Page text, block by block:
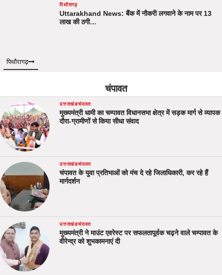
पिथौरागढ़
Uttarakhand News: बैंक में नौकरी लगवाने के नाम पर 13
लाख की ठगी…
पिथौरागढ़
चंपावत
उत्तराखंडचंपावत
मुख्यमंत्री धामी का चम्पावत विधानसभा क्षेत्र में सड़क मार्ग से व्यापक
दौरा-ग्रामीणों से किया सीधा संवाद
उत्तराखंडचंपावत
चंपावत के युवा प्रतिभाओं को मंच दे रहे जिलाधिकारी, कर रहे हैं
मार्गदर्शन
उत्तराखंडचंपावत
मुख्यमंत्री ने माउंट एवरेस्ट पर सफलतापूर्वक चढ़ने वाले चम्पावत के
वीरेन्द्र को शुभकामनाएं दी